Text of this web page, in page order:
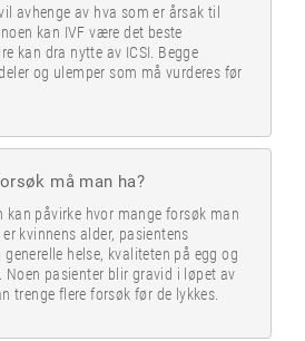
avhenge av hva som er årsak til
kan IVF være det beste
kan dra nytte av ICSI. Begge
og ulemper som må vurderes før
må man ha?
kan påvirke hvor mange forsøk man
kvinnens alder, pasientens
helse, kvaliteten på egg og
pasienter blir gravid i løpet av
trenge flere forsøk før de lykkes.